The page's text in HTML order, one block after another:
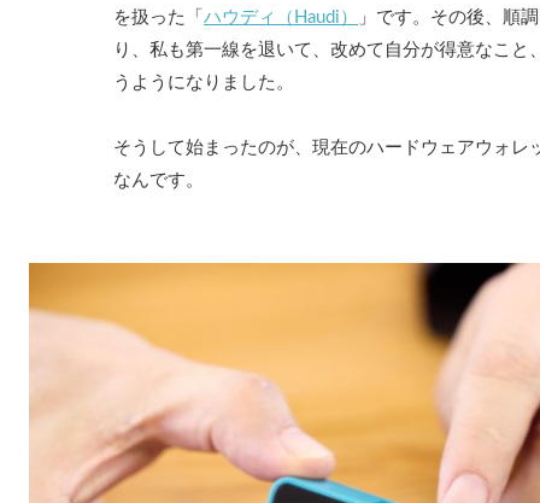
を扱った「 ハウディ（Haudi）
」です。その後、順
り、私も第一線を退いて、改めて自分が得意なこと
うようになりました。
そうして始まったのが、現在のハードウェアウォレ
なんです。